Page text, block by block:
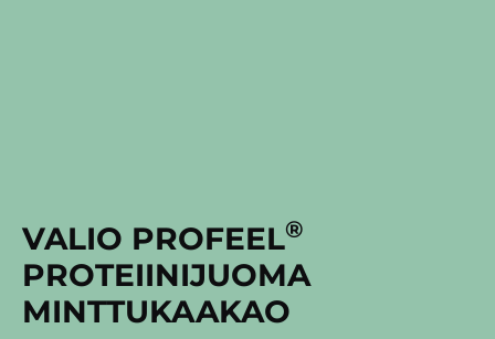
VALIO PROFEEL®
PROTEIINIJUOMA
MINTTUKAAKAO